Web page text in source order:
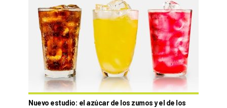
Nuevo estudio: el azúcar de los zumos y el de los